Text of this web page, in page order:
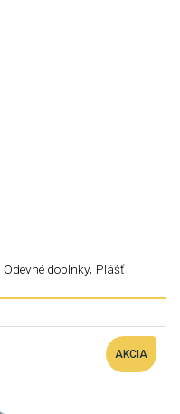
Odevné doplnky, Plášť
AKCIA